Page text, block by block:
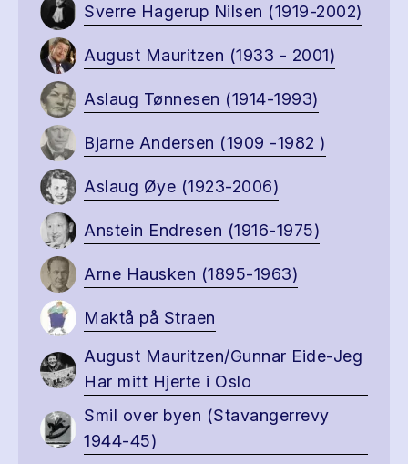
Sverre Hagerup Nilsen (1919-2002)
August Mauritzen (1933 - 2001)
Aslaug Tønnesen (1914-1993)
Bjarne Andersen (1909 -1982 )
Aslaug Øye (1923-2006)
Anstein Endresen (1916-1975)
Arne Hausken (1895-1963)
Maktå på Straen
August Mauritzen/Gunnar Eide-Jeg
Har mitt Hjerte i Oslo
Smil over byen (Stavangerrevy
1944-45)